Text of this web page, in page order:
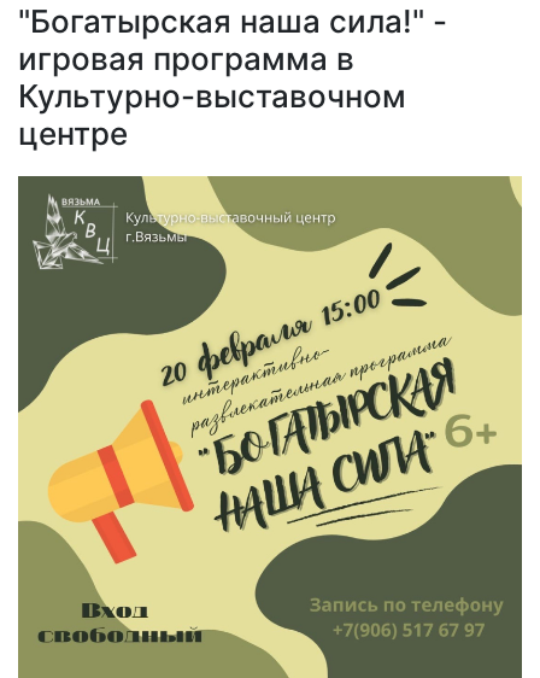
"Богатырская наша сила!" -
игровая программа в
Культурно-выставочном
центре